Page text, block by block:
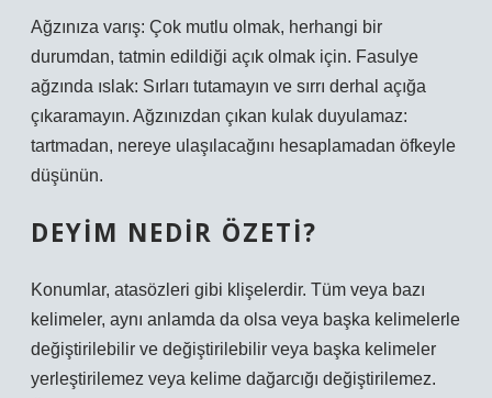
Ağzınıza varış: Çok mutlu olmak, herhangi bir
durumdan, tatmin edildiği açık olmak için. Fasulye
ağzında ıslak: Sırları tutamayın ve sırrı derhal açığa
çıkaramayın. Ağzınızdan çıkan kulak duyulamaz:
tartmadan, nereye ulaşılacağını hesaplamadan öfkeyle
düşünün.
DEYIM NEDIR ÖZETI?
Konumlar, atasözleri gibi klişelerdir. Tüm veya bazı
kelimeler, aynı anlamda da olsa veya başka kelimelerle
değiştirilebilir ve değiştirilebilir veya başka kelimeler
yerleştirilemez veya kelime dağarcığı değiştirilemez.